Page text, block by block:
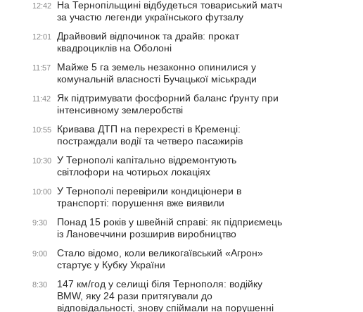
12:42
На Тернопільщині відбудеться товариський матч
за участю легенди українського футзалу
12:01
Драйвовий відпочинок та драйв: прокат
квадроциклів на Оболоні
11:57
Майже 5 га земель незаконно опинилися у
комунальній власності Бучацької міськради
11:42
Як підтримувати фосфорний баланс ґрунту при
інтенсивному землеробстві
10:55
Кривава ДТП на перехресті в Кременці:
постраждали водії та четверо пасажирів
10:30
У Тернополі капітально відремонтують
світлофори на чотирьох локаціях
10:00
У Тернополі перевірили кондиціонери в
транспорті: порушення вже виявили
9:30
Понад 15 років у швейній справі: як підприємець
із Лановеччини розширив виробництво
9:00
Стало відомо, коли великогаївський «Агрон»
стартує у Кубку України
8:30
147 км/год у селищі біля Тернополя: водійку
BMW, яку 24 рази притягували до
відповідальності, знову спіймали на порушенні